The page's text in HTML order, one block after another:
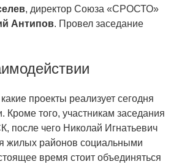
, директор Союза «СРОСТО»
Антипов. Провел заседание
проекты реализует сегодня
того, участникам заседания
после чего Николай Игнатьевич
жилых районов социальными
время стоит объединяться